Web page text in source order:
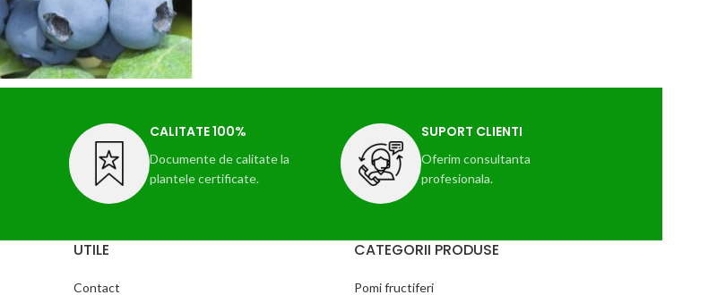
CALITATE 100%
Documente de calitate la
plantele certificate.
SUPORT CLIENTI
Oferim consultanta
profesionala.
UTILE
Contact
CATEGORII PRODUSE
Pomi fructiferi